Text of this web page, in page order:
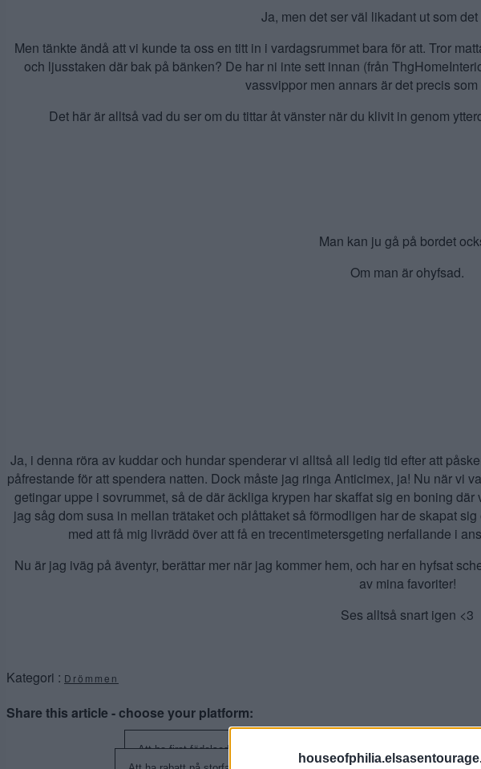
Ja, men det ser väl likadant ut som
Men tänkte ändå att vi kunde ta oss en titt in i vardagsrummet bara för att. Tror
och ljusstaken där bak på bänken? De har ni inte sett innan (från
vassvippor men annars är det precis
Det här är alltså vad du ser om du tittar åt vänster när du klivit in genom
Man kan ju gå på bordet
Om man är ohyfsad.
Ja, i denna röra av kuddar och hundar spenderar vi alltså all ledig tid efter att
påfrestande för att spendera natten. Dock måste jag ringa Anticimex, ja! Nu när vi
getingar uppe i sovrummet, så de där äckliga krypen har skaffat sig en boning
jag såg dom susa in mellan trätaket och plåttaket så förmodligen har de skapat
med att få mig livrädd över att få en trecentimetersgeting nerfallande i
Nu är jag iväg på äventyr, berättar mer när jag kommer hem, och har en hyfsat
av mina favoriter!
Ses alltså snart igen <3
Kategori : Drömmen
Share this article - choose your platform:
InläggsnavigeringAtt ha firat födelsedag!